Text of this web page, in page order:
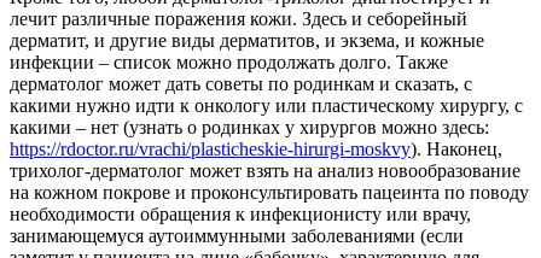
лечит различные поражения кожи. Здесь и себорейный
дерматит, и другие виды дерматитов, и экзема, и кожные
инфекции – список можно продолжать долго. Также
дерматолог может дать советы по родинкам и сказать, с
какими нужно идти к онкологу или пластическому хирургу, с
какими – нет (узнать о родинках у хирургов можно здесь:
https://rdoctor.ru/vrachi/plasticheskie-hirurgi-moskvy). Наконец,
трихолог-дерматолог может взять на анализ новообразование
на кожном покрове и проконсультировать пацеинта по поводу
необходимости обращения к инфекционисту или врачу,
занимающемуся аутоиммунными заболеваниями (если